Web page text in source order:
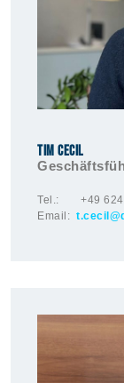
TIM CECIL
Tel.: +49
Email: t.cecil